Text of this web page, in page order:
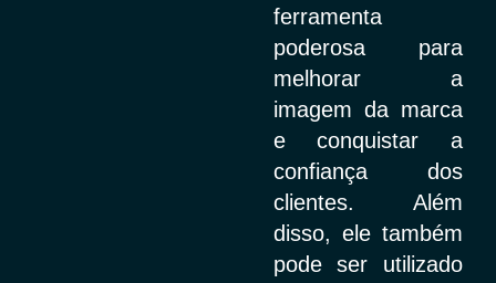
ferramenta
poderosa para
melhorar a
imagem da marca
e conquistar a
confiança dos
clientes. Além
disso, ele também
pode ser utilizado